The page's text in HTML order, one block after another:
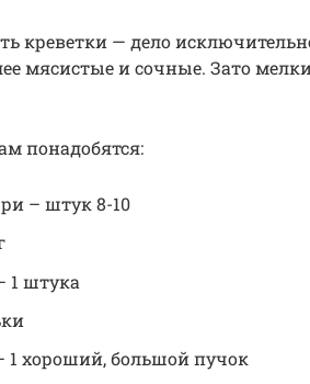
креветки — дело
мясистые и сочные. Зато
понадобятся:
– штук 8-10
1 штука
1 хороший, большой пучок